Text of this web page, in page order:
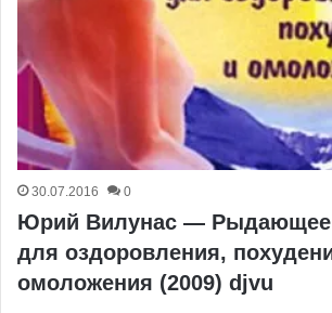
30.07.2016 0
Юрий Вилунас — Рыдающее
для оздоровления,
омоложения (2009) djvu